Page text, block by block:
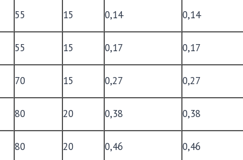
55 15 0,14 0,14
55 15 0,17 0,17
70 15 0,27 0,27
80 20 0,38 0,38
80 20 0,46 0,46